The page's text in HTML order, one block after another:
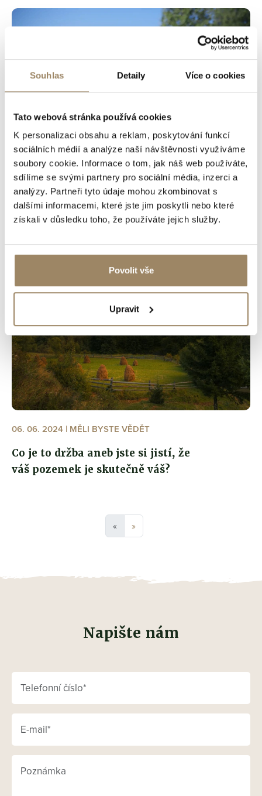
Souhlas Detaily Více o cookies
Tato webová stránka používá cookies
K personalizaci obsahu a reklam, poskytování funkcí
sociálních médií a analýze naší návštěvnosti využíváme
soubory cookie. Informace o tom, jak náš web používáte,
sdílíme se svými partnery pro sociální média, inzerci a
analýzy. Partneři tyto údaje mohou zkombinovat s
dalšími informacemi, které jste jim poskytli nebo které
získali v důsledku toho, že používáte jejich služby.
Povolit vše
Upravit
16. 06. 2024 | MĚLI BYSTE VĚDĚT
Jak vydržet zemědělský pozemek?
06. 06. 2024 | MĚLI BYSTE VĚDĚT
Co je to držba aneb jste si jistí, že
váš pozemek je skutečně váš?
« »
Napište nám